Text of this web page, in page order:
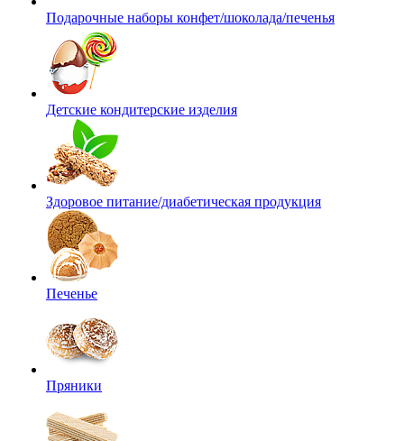
Подарочные наборы конфет/шоколада/печенья
Детские кондитерские изделия
Здоровое питание/диабетическая продукция
Печенье
Пряники